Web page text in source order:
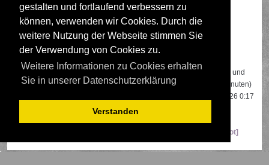
gestalten und fortlaufend verbessern zu
können, verwenden wir Cookies. Durch die
weitere Nutzung der Webseite stimmen Sie
der Verwendung von Cookies zu.
Weitere Informationen zu Cookies erhalten
Sie in unserer Datenschutzerklärung
Verstanden
Deutsche Übersetzung durchphpBB.de
Wer ist online?
Insgesamt sind519Besucher online: 3 registrierte, 0 unsichtbare und
516 Gäste (basierend auf den aktiven Besuchern der letzten 5 Minuten)
Besuchern, die am 13.04.2026 0:17
gleichzeitig online waren.
Majestic-12 [Bot]